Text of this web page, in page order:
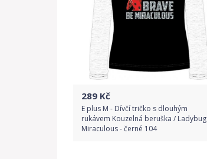
289 Kč
E plus M - Dívčí tričko s dlouhým
rukávem Kouzelná beruška / Ladybug
Miraculous - černé 104